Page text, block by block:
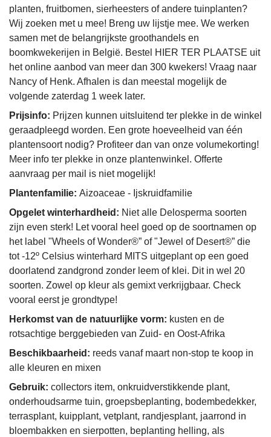
planten, fruitbomen, sierheesters of andere tuinplanten?
Wij zoeken met u mee! Breng uw lijstje mee. We werken
samen met de belangrijkste groothandels en
boomkwekerijen in België. Bestel HIER TER PLAATSE uit
het online aanbod van meer dan 300 kwekers! Vraag naar
Nancy of Henk. Afhalen is dan meestal mogelijk de
volgende zaterdag 1 week later.
Prijsinfo: Prijzen kunnen uitsluitend ter plekke in de winkel
geraadpleegd worden. Een grote hoeveelheid van één
plantensoort nodig? Profiteer dan van onze volumekorting!
Meer info ter plekke in onze plantenwinkel. Offerte
aanvraag per mail is niet mogelijk!
Plantenfamilie: Aizoaceae - Ijskruidfamilie
Opgelet winterhardheid: Niet alle Delosperma soorten
zijn even sterk! Let vooral heel goed op de soortnamen op
het label "Wheels of Wonder®” of "Jewel of Desert®” die
tot -12º Celsius winterhard MITS uitgeplant op een goed
doorlatend zandgrond zonder leem of klei. Dit in wel 20
soorten. Zowel op kleur als gemixt verkrijgbaar. Check
vooral eerst je grondtype!
Herkomst van de natuurlijke vorm: kusten en de
rotsachtige berggebieden van Zuid- en Oost-Afrika
Beschikbaarheid: reeds vanaf maart non-stop te koop in
alle kleuren en mixen
Gebruik: collectors item, onkruidverstikkende plant,
onderhoudsarme tuin, groepsbeplanting, bodembedekker,
terrasplant, kuipplant, vetplant, randjesplant, jaarrond in
bloembakken en sierpotten, beplanting helling, als